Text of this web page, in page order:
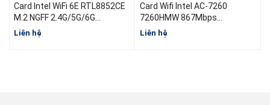
Card Intel WiFi 6E RTL8852CE
M.2 NGFF 2.4G/5G/6G
1800Mbps Bluetooth 5.3
Liên hệ
Card Wifi Intel AC-7260
7260HMW 867Mbps
2.4G/5Ghz 802.11ac MINI PCI-
E Bluetooth 4.0
Liên hệ